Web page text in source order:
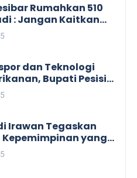
Rumahkan 510
: Jangan Kaitkan
Politik
dan Teknologi
Bupati Pesisir
Terkait Sister City
Irawan Tegaskan
yang
Masyarakat
Koordinasi OPD